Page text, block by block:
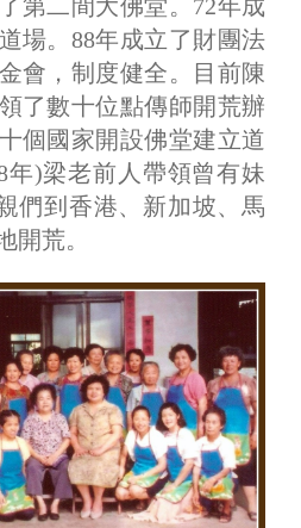
第二間大佛堂。72年成
場。88年成立了財團法
會，制度健全。目前陳
了數十位點傳師開荒辦
個國家開設佛堂建立道
年)梁老前人帶領曾有妹
們到香港、新加坡、馬
荒。